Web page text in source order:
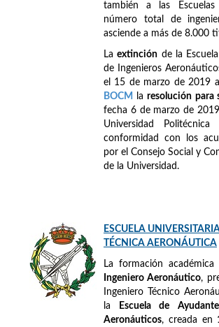
también a las Escuelas
número total de
asciende a más de 8.000
Laextinción de la
de Ingenieros
el 15 de marzo de 2019
BOCM
laresolución para
fecha 6 de marzo de
Universidad
conformidad con los
por el Consejo Social y
de la Universidad.
ESCUELA
TÉCNICA AERONÁUTICA
La formación
Ingeniero Aeronáutico,
Ingeniero Técnico
la
Escuela de
Aeronáuticos, creada en